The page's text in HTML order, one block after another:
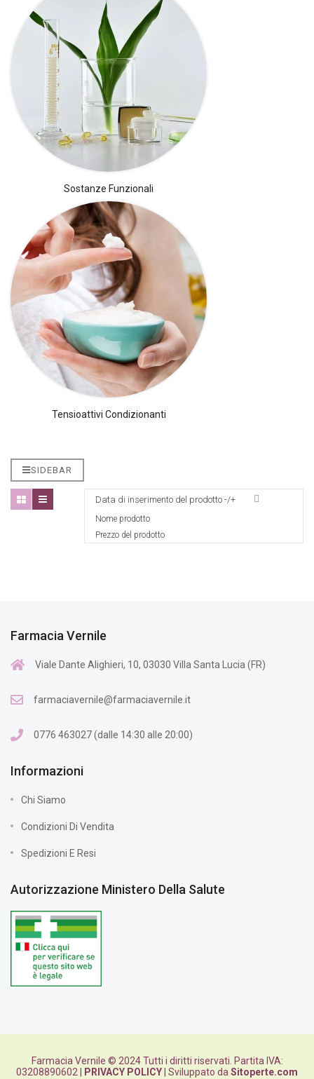
Sostanze Funzionali
Tensioattivi Condizionanti
SIDEBAR
Data di inserimento del prodotto -/+
Nome prodotto
Prezzo del prodotto
Farmacia Vernile
Viale Dante Alighieri, 10, 03030 Villa Santa Lucia (FR)
farmaciavernile@farmaciavernile.it
0776 463027 (dalle 14:30 alle 20:00)
Informazioni
Chi Siamo
Condizioni Di Vendita
Spedizioni E Resi
Autorizzazione Ministero Della Salute
Farmacia Vernile © 2024 Tutti i diritti riservati. Partita IVA:
03208890602 |
PRIVACY POLICY | Sviluppato daSitoperte.com